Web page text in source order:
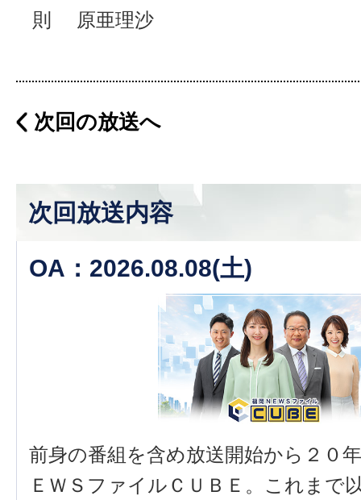
則 原亜理沙
次回の放送へ
次回放送内容
OA：2026.08.08(土)
前身の番組を含め放送開始から２０
ＥＷＳファイルＣＵＢＥ。これまで